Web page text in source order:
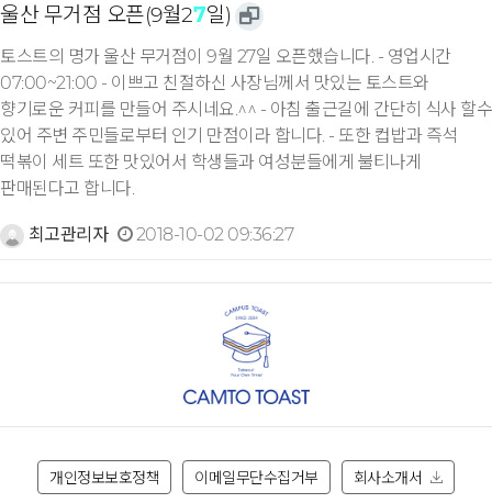
울산 무거점 오픈(9월27일)
토스트의 명가 울산 무거점이 9월 27일 오픈했습니다. - 영업시간
07:00~21:00 - 이쁘고 친절하신 사장님께서 맛있는 토스트와
향기로운 커피를 만들어 주시네요.^^ - 아침 출근길에 간단히 식사 할수
있어 주변 주민들로부터 인기 만점이라 합니다. - 또한 컵밥과 즉석
떡볶이 세트 또한 맛있어서 학생들과 여성분들에게 불티나게
판매된다고 합니다.
최고관리자 2018-10-02 09:36:27
개인정보보호정책 이메일무단수집거부 회사소개서